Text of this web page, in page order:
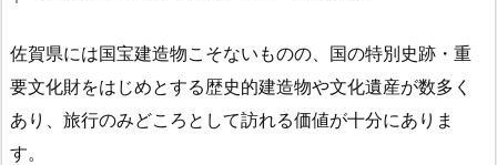
佐賀県には国宝建造物こそないものの、国の特別史跡・重
要文化財をはじめとする歴史的建造物や文化遺産が数多く
あり、旅行のみどころとして訪れる価値が十分にありま
す。